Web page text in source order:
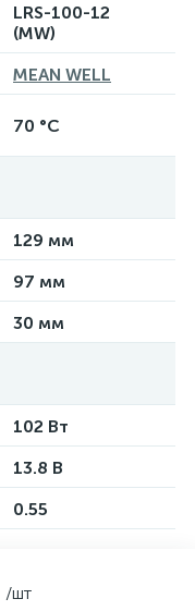
LRS-100-12
(MW)
MEAN WELL
70 °C
129 мм
97 мм
30 мм
102 Вт
13.8 В
0.55
/шт